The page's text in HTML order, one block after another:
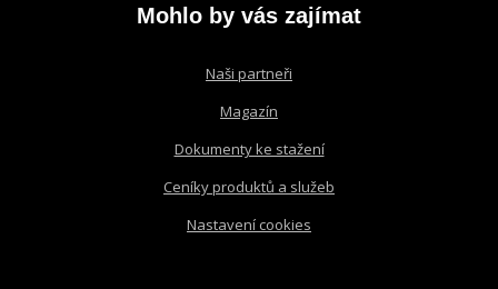
odeslat.
Mohlo by vás zajímat
Naši partneři
Magazín
Dokumenty ke stažení
Ceníky produktů a služeb
Nastavení cookies